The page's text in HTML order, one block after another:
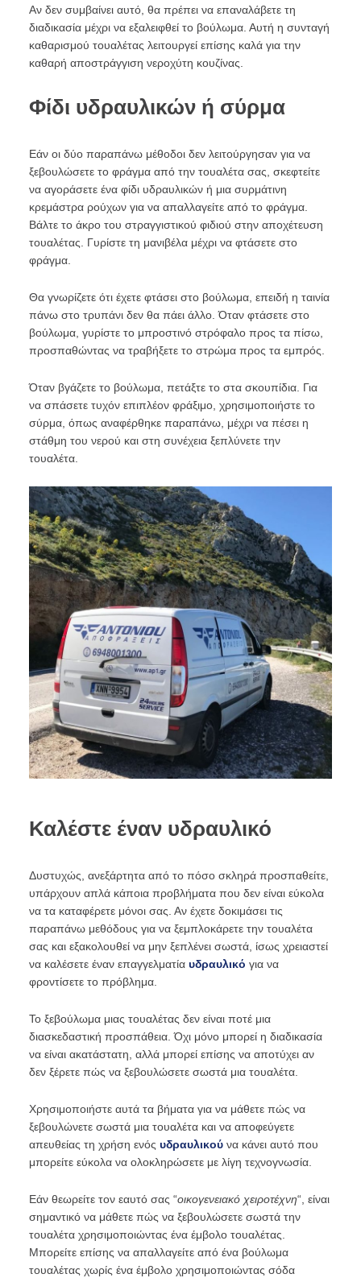
Αν δεν συμβαίνει αυτό, θα πρέπει να επαναλάβετε τη
διαδικασία μέχρι να εξαλειφθεί το βούλωμα. Αυτή η συνταγή
καθαρισμού τουαλέτας λειτουργεί επίσης καλά για την
καθαρή αποστράγγιση νεροχύτη κουζίνας.
Φίδι υδραυλικών ή σύρμα
Εάν οι δύο παραπάνω μέθοδοι δεν λειτούργησαν για να
ξεβουλώσετε το φράγμα από την τουαλέτα σας, σκεφτείτε
να αγοράσετε ένα φίδι υδραυλικών ή μια συρμάτινη
κρεμάστρα ρούχων για να απαλλαγείτε από το φράγμα.
Βάλτε το άκρο του στραγγιστικού φιδιού στην αποχέτευση
τουαλέτας. Γυρίστε τη μανιβέλα μέχρι να φτάσετε στο
φράγμα.
Θα γνωρίζετε ότι έχετε φτάσει στο βούλωμα, επειδή η ταινία
πάνω στο τρυπάνι δεν θα πάει άλλο. Όταν φτάσετε στο
βούλωμα, γυρίστε το μπροστινό στρόφαλο προς τα πίσω,
προσπαθώντας να τραβήξετε το στρώμα προς τα εμπρός.
Όταν βγάζετε το βούλωμα, πετάξτε το στα σκουπίδια. Για
να σπάσετε τυχόν επιπλέον φράξιμο, χρησιμοποιήστε το
σύρμα, όπως αναφέρθηκε παραπάνω, μέχρι να πέσει η
στάθμη του νερού και στη συνέχεια ξεπλύνετε την
τουαλέτα.
Καλέστε έναν υδραυλικό
Δυστυχώς, ανεξάρτητα από το πόσο σκληρά προσπαθείτε,
υπάρχουν απλά κάποια προβλήματα που δεν είναι εύκολα
να τα καταφέρετε μόνοι σας. Αν έχετε δοκιμάσει τις
παραπάνω μεθόδους για να ξεμπλοκάρετε την τουαλέτα
σας και εξακολουθεί να μην ξεπλένει σωστά, ίσως χρειαστεί
να καλέσετε έναν επαγγελματία υδραυλικό για να
φροντίσετε το πρόβλημα.
Το ξεβούλωμα μιας τουαλέτας δεν είναι ποτέ μια
διασκεδαστική προσπάθεια. Όχι μόνο μπορεί η διαδικασία
να είναι ακατάστατη, αλλά μπορεί επίσης να αποτύχει αν
δεν ξέρετε πώς να ξεβουλώσετε σωστά μια τουαλέτα.
Χρησιμοποιήστε αυτά τα βήματα για να μάθετε πώς να
ξεβουλώνετε σωστά μια τουαλέτα και να αποφεύγετε
απευθείας τη χρήση ενός υδραυλικού να κάνει αυτό που
μπορείτε εύκολα να ολοκληρώσετε με λίγη τεχνογνωσία.
Εάν θεωρείτε τον εαυτό σας “οικογενειακό χειροτέχνη“, είναι
σημαντικό να μάθετε πώς να ξεβουλώσετε σωστά την
τουαλέτα χρησιμοποιώντας ένα έμβολο τουαλέτας.
Μπορείτε επίσης να απαλλαγείτε από ένα βούλωμα
τουαλέτας χωρίς ένα έμβολο χρησιμοποιώντας σόδα